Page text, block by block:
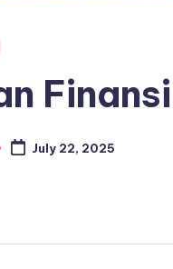
July 22, 2025